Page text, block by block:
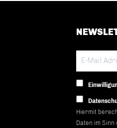
Hiermit
Daten im